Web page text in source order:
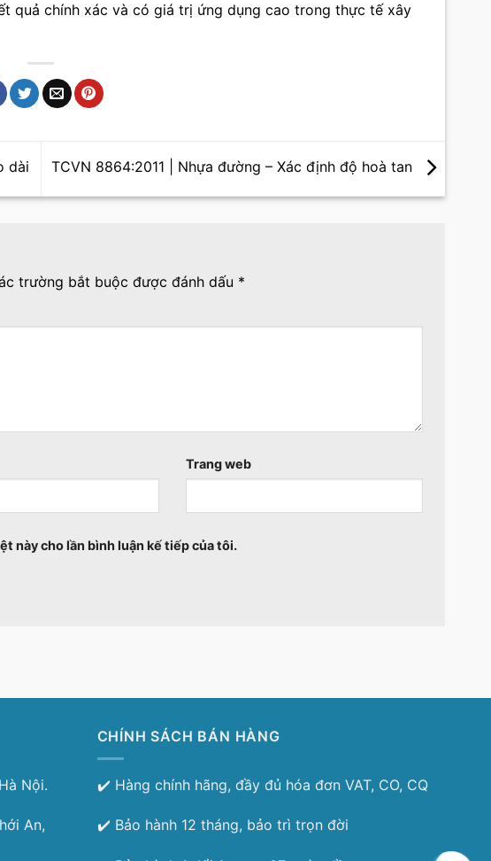
quả chính xác và có giá trị ứng dụng cao trong thực tế xây
dài TCVN 8864:2011 | Nhựa đường – Xác định độ hoà tan
trường bắt buộc được đánh dấu *
Trang web
này cho lần bình luận kế tiếp của tôi.
Nội.
An,
CHÍNH SÁCH BÁN HÀNG
✔️ Hàng chính hãng, đầy đủ hóa đơn VAT, CO, CQ
✔️ Bảo hành 12 tháng, bảo trì trọn đời